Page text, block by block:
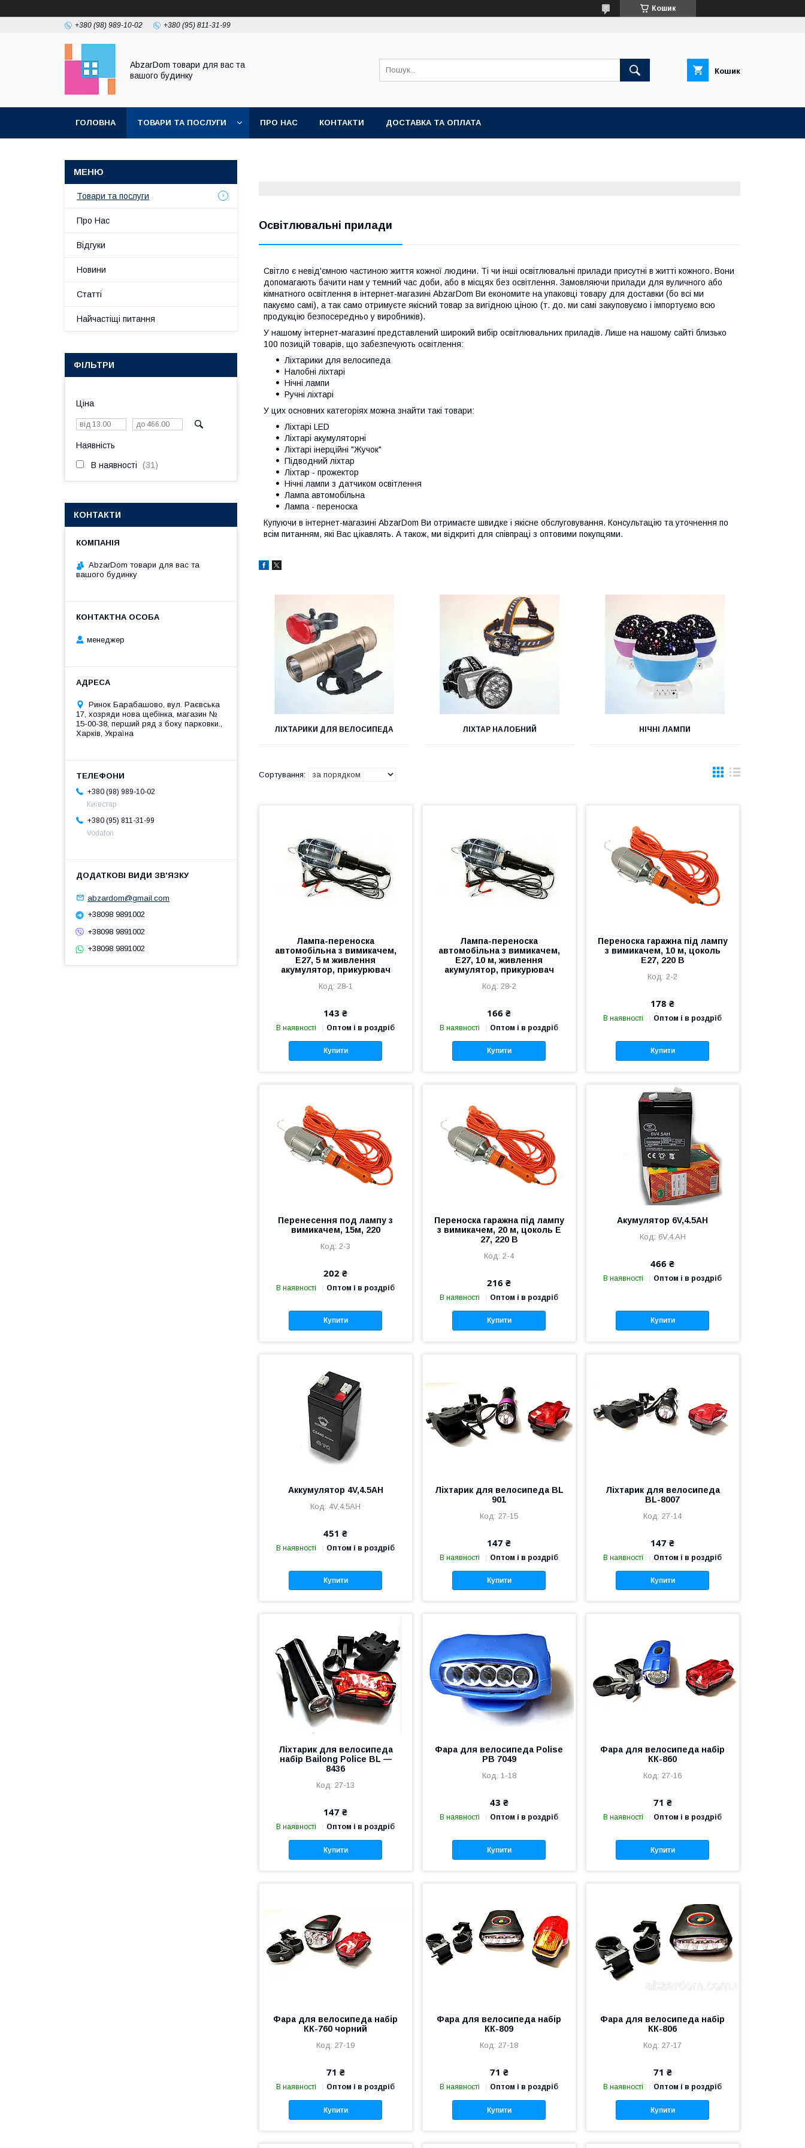
Кошик
+380 (98) 989-10-02 +380 (95) 811-31-99
AbzarDom товари для вас та
вашого будинку
Кошик
ГОЛОВНА ТОВАРИ ТА ПОСЛУГИ ПРО НАС КОНТАКТИ ДОСТАВКА ТА ОПЛАТА
Освітлювальні прилади
Світло є невід'ємною частиною життя кожної людини. Ті чи інші освітлювальні прилади присутні в житті кожного. Вони
допомагають бачити нам у темний час доби, або в місцях без освітлення. Замовляючи прилади для вуличного або
кімнатного освітлення в інтернет-магазині AbzarDom Ви економите на упаковці товару для доставки (бо всі ми
пакуємо самі), а так само отримуєте якісний товар за вигідною ціною (т. до. ми самі закуповуємо і імпортуємо всю
продукцію безпосередньо у виробників).
У нашому інтернет-магазині представлений широкий вибір освітлювальних приладів. Лише на нашому сайті близько
100 позицій товарів, що забезпечують освітлення:
Ліхтарики для велосипеда
Налобні ліхтарі
Нічні лампи
Ручні ліхтарі
У цих основних категоріях можна знайти такі товари:
Ліхтарі LED
Ліхтарі акумуляторні
Ліхтарі інерційні "Жучок"
Підводний ліхтар
Ліхтар - прожектор
Нічні лампи з датчиком освітлення
Лампа автомобільна
Лампа - переноска
Купуючи в інтернет-магазині AbzarDom Ви отримаєте швидке і якісне обслуговування. Консультацію та уточнення по
всім питанням, які Вас цікавлять. А також, ми відкриті для співпраці з оптовими покупцями.
ЛІХТАРИКИ ДЛЯ ВЕЛОСИПЕДА ЛІХТАР НАЛОБНИЙ НІЧНІ ЛАМПИ
Лампа-переноска
автомобільна з вимикачем,
Е27, 5 м живлення
акумулятор, прикурювач
28-1
143 ₴
В наявності Оптом і в роздріб
Купити
Лампа-переноска
автомобільна з вимикачем,
Е27, 10 м, живлення
акумулятор, прикурювач
28-2
166 ₴
В наявності Оптом і в роздріб
Купити
Переноска гаражна під лампу
з вимикачем, 10 м, цоколь
Е27, 220 В
2-2
178 ₴
В наявності Оптом і в роздріб
Купити
Перенесення под лампу з
вимикачем, 15м, 220
2-3
202 ₴
В наявності Оптом і в роздріб
Купити
Переноска гаражна під лампу
з вимикачем, 20 м, цоколь Е
27, 220 В
2-4
216 ₴
В наявності Оптом і в роздріб
Купити
Акумулятор 6V,4.5AH
6V,4.AH
466 ₴
В наявності Оптом і в роздріб
Купити
Аккумулятор 4V,4.5AH
4V,4.5AH
451 ₴
В наявності Оптом і в роздріб
Купити
Ліхтарик для велосипеда ВL
901
27-15
147 ₴
В наявності Оптом і в роздріб
Купити
Ліхтарик для велосипеда
BL-8007
27-14
147 ₴
В наявності Оптом і в роздріб
Купити
Ліхтарик для велосипеда
набір Bailong Police BL —
8436
27-13
147 ₴
В наявності Оптом і в роздріб
Купити
Фара для велосипеда Polise
РВ 7049
1-18
43 ₴
В наявності Оптом і в роздріб
Купити
Фара для велосипеда набір
КК-860
27-16
71 ₴
В наявності Оптом і в роздріб
Купити
Фара для велосипеда набір
КК-760 чорний
27-19
71 ₴
В наявності Оптом і в роздріб
Купити
Фара для велосипеда набір
КК-809
27-18
71 ₴
В наявності Оптом і в роздріб
Купити
Фара для велосипеда набір
КК-806
27-17
71 ₴
В наявності Оптом і в роздріб
Купити
Товари та послуги
Про Нас
Відгуки
Новини
Статті
Найчастіщі питання
ФІЛЬТРИ
Ціна
Наявність
В наявності 31
КОНТАКТИ
AbzarDom товари для вас та
вашого будинку
менеджер
Ринок Барабашово, вул. Раєвська
17, хозряди нова щебінка, магазин №
15-00-38, перший ряд з боку парковки.,
Харків, Україна
+380 (98) 989-10-02
Київстар
+380 (95) 811-31-99
Vodafon
abzardom@gmail.com
+38098 9891002
+38098 9891002
+38098 9891002